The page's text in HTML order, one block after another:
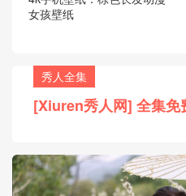
女孩壁纸
秀人全集
[Xiuren秀人网] 全集免